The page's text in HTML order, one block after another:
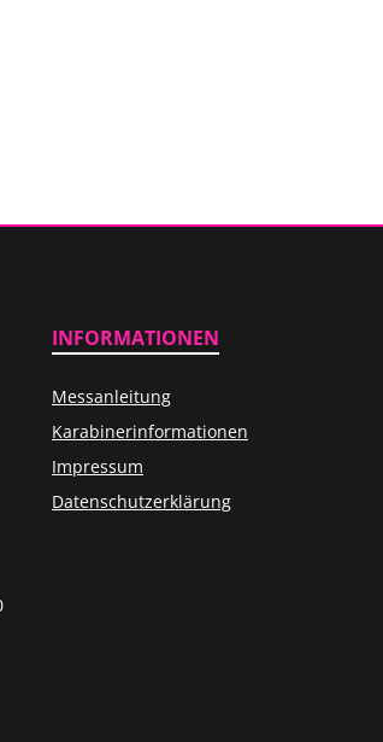
INFORMATIONEN
Messanleitung
Karabinerinformationen
Impressum
Datenschutzerklärung